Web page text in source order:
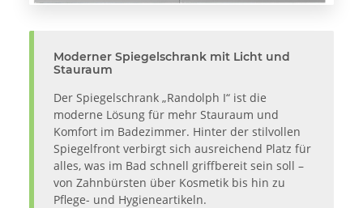
Moderner Spiegelschrank mit Licht und
Stauraum
Der Spiegelschrank „Randolph I“ ist die
moderne Lösung für mehr Stauraum und
Komfort im Badezimmer. Hinter der stilvollen
Spiegelfront verbirgt sich ausreichend Platz für
alles, was im Bad schnell griffbereit sein soll –
von Zahnbürsten über Kosmetik bis hin zu
Pflege- und Hygieneartikeln.